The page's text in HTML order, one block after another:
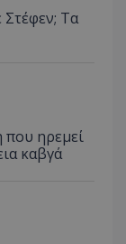
Στέφεν; Τα
ηρεμεί
καβγά